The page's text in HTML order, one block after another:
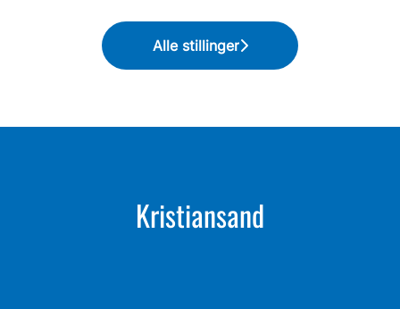
Alle stillinger
Kristiansand